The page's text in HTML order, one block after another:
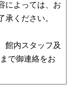
によっては、お
承ください。
館内スタッフ及
で御連絡をお